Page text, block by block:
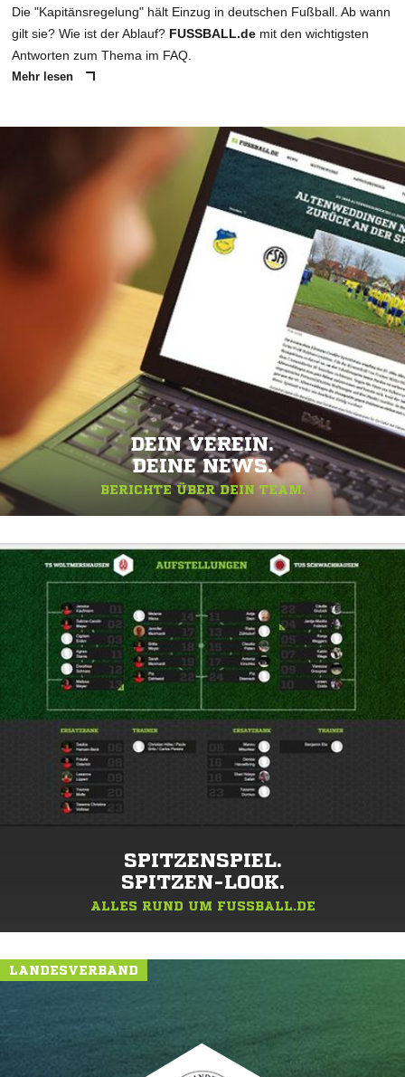
Die "Kapitänsregelung" hält Einzug in deutschen Fußball. Ab wann
gilt sie? Wie ist der Ablauf? FUSSBALL.de mit den wichtigsten
Antworten zum Thema im FAQ.
Mehr lesen
DEIN VEREIN.
DEINE NEWS.
BERICHTE ÜBER DEIN TEAM.
SPITZENSPIEL.
SPITZEN-LOOK.
ALLES RUND UM FUSSBALL.DE
LANDESVERBAND